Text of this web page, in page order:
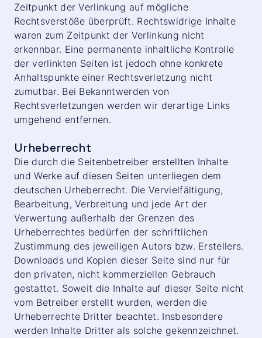
Zeitpunkt der Verlinkung auf mögliche
Rechtsverstöße überprüft. Rechtswidrige Inhalte
waren zum Zeitpunkt der Verlinkung nicht
erkennbar. Eine permanente inhaltliche Kontrolle
der verlinkten Seiten ist jedoch ohne konkrete
Anhaltspunkte einer Rechtsverletzung nicht
zumutbar. Bei Bekanntwerden von
Rechtsverletzungen werden wir derartige Links
umgehend entfernen.
Urheberrecht
Die durch die Seitenbetreiber erstellten Inhalte
und Werke auf diesen Seiten unterliegen dem
deutschen Urheberrecht. Die Vervielfältigung,
Bearbeitung, Verbreitung und jede Art der
Verwertung außerhalb der Grenzen des
Urheberrechtes bedürfen der schriftlichen
Zustimmung des jeweiligen Autors bzw. Erstellers.
Downloads und Kopien dieser Seite sind nur für
den privaten, nicht kommerziellen Gebrauch
gestattet. Soweit die Inhalte auf dieser Seite nicht
vom Betreiber erstellt wurden, werden die
Urheberrechte Dritter beachtet. Insbesondere
werden Inhalte Dritter als solche gekennzeichnet.